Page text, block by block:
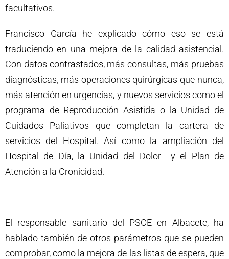
facultativos.
Francisco García he explicado cómo eso se está
traduciendo en una mejora de la calidad asistencial.
Con datos contrastados, más consultas, más pruebas
diagnósticas, más operaciones quirúrgicas que nunca,
más atención en urgencias, y nuevos servicios como el
programa de Reproducción Asistida o la Unidad de
Cuidados Paliativos que completan la cartera de
servicios del Hospital. Así como la ampliación del
Hospital de Día, la Unidad del Dolor y el Plan de
Atención a la Cronicidad.
El responsable sanitario del PSOE en Albacete, ha
hablado también de otros parámetros que se pueden
comprobar, como la mejora de las listas de espera, que